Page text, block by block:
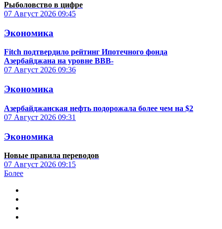
Рыболовство в цифре
07 Август 2026 09:45
Экономика
Fitch подтвердило рейтинг Ипотечного фонда
Азербайджана на уровне BBB-
07 Август 2026 09:36
Экономика
Азербайджанская нефть подорожала более чем на $2
07 Август 2026 09:31
Экономика
Новые правила переводов
07 Август 2026 09:15
Более